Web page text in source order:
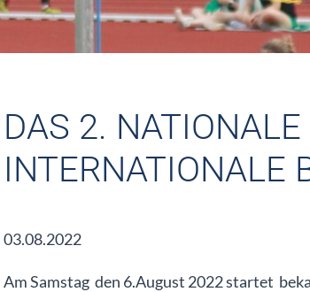
DAS 2.
INTERNATIONALE
03.08.2022
Am Samstag den 6.August 2022 startet